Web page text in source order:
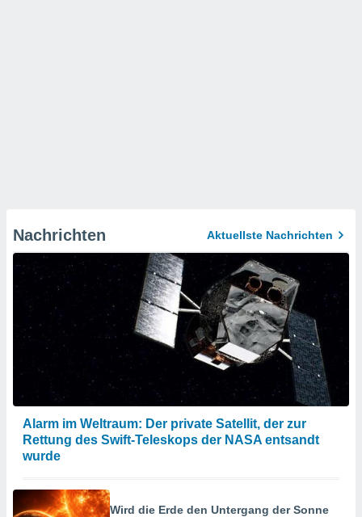
Nachrichten Aktuellste Nachrichten
Alarm im Weltraum: Der private Satellit, der zur
Rettung des Swift-Teleskops der NASA entsandt
wurde
Wird die Erde den Untergang der Sonne